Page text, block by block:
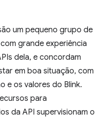
um pequeno grupo de
grande experiência
dela, e concordam
em boa situação, com
e os valores do Blink.
para
da API supervisionam o